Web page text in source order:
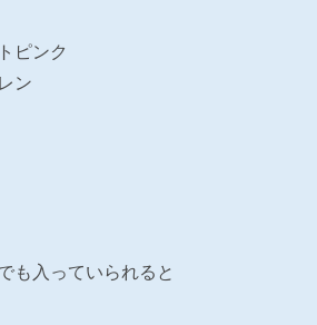
ピンク
ン
も入っていられると